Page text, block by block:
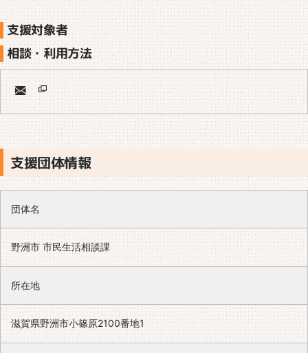
支援対象者
相談・利用方法
支援団体情報
団体名
野洲市 市民生活相談課
所在地
滋賀県野洲市小篠原2100番地1